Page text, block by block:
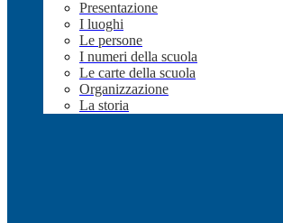
Presentazione
I luoghi
Le persone
I numeri della scuola
Le carte della scuola
Organizzazione
La storia